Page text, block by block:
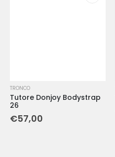
TRONCO
Tutore Donjoy Bodystrap
26
€57,00